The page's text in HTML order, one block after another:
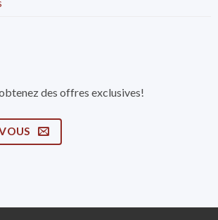
des offres exclusives!